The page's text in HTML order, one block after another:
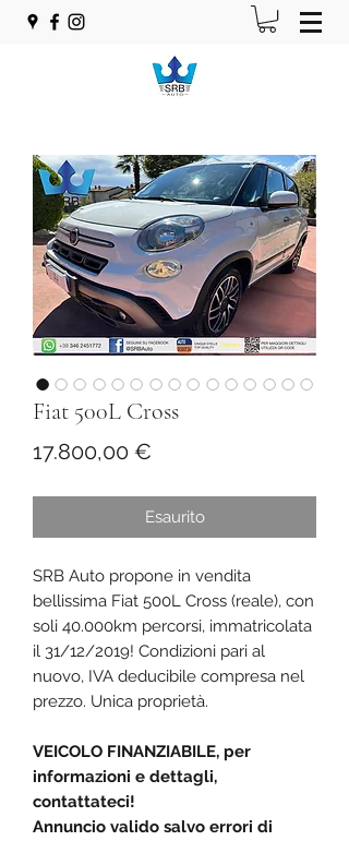
Fiat 500L Cross
17.800,00 €
Esaurito
SRB Auto propone in vendita
bellissima Fiat 500L Cross (reale), con
soli 40.000km percorsi, immatricolata
il 31/12/2019! Condizioni pari al
nuovo, IVA deducibile compresa nel
prezzo. Unica proprietà.
VEICOLO FINANZIABILE, per
informazioni e dettagli,
contattateci!
Annuncio valido salvo errori di